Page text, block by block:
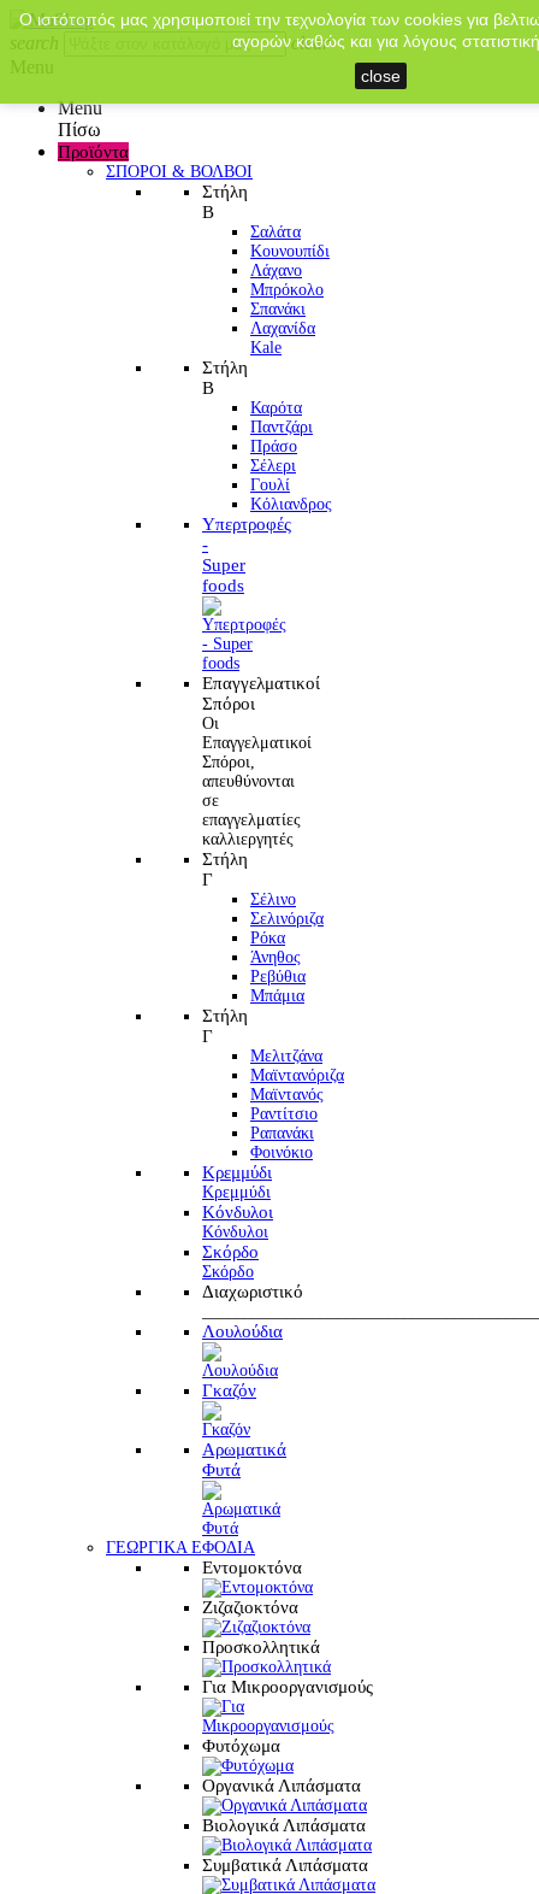
search
clear
Menu
Menu
Πίσω
Προϊόντα
ΣΠΟΡΟΙ & ΒΟΛΒΟΙ
Στήλη
Β
Σαλάτα
Κουνουπίδι
Λάχανο
Μπρόκολο
Σπανάκι
Λαχανίδα
Kale
Στήλη
Β
Καρότα
Παντζάρι
Πράσο
Σέλερι
Γουλί
Κόλιανδρος
Υπερτροφές
-
Super
foods
Επαγγελματικοί
Σπόροι
Οι
Επαγγελματικοί
Σπόροι,
απευθύνονται
σε
επαγγελματίες
καλλιεργητές
Στήλη
Γ
Σέλινο
Σελινόριζα
Ρόκα
Άνηθος
Ρεβύθια
Μπάμια
Στήλη
Γ
Μελιτζάνα
Μαϊντανόριζα
Μαϊντανός
Ραντίτσιο
Ραπανάκι
Φοινόκιο
Κρεμμύδι
Κρεμμύδι
Κόνδυλοι
Κόνδυλοι
Σκόρδο
Σκόρδο
Διαχωριστικό
Λουλούδια
Γκαζόν
Αρωματικά
Φυτά
ΓΕΩΡΓΙΚΑ ΕΦΟΔΙΑ
Εντομοκτόνα
Ζιζαζιοκτόνα
Προσκολλητικά
Για Μικροοργανισμούς
Φυτόχωμα
Οργανικά Λιπάσματα
Βιολογικά Λιπάσματα
Συμβατικά Λιπάσματα
Ο ιστότοπός μας χρησιμοποιεί την τεχνολογία των cookies για
αγορών καθώς και για λόγους
close